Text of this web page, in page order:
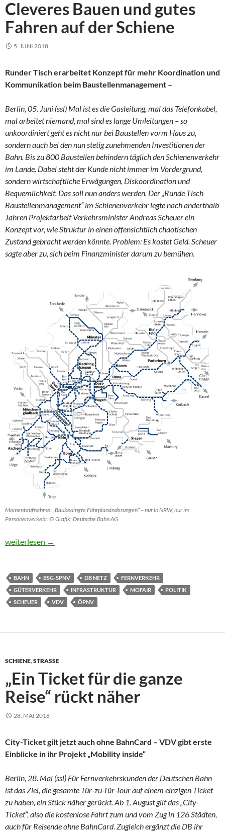
Cleveres Bauen und gutes
Fahren auf der Schiene
5. JUNI 2018
Runder Tisch erarbeitet Konzept für mehr Koordination und
Kommunikation beim Baustellenmanagement –
Berlin, 05. Juni (ssl) Mal ist es die Gasleitung, mal das Telefonkabel,
mal arbeitet niemand, mal sind es lange Umleitungen – so
unkoordiniert geht es nicht nur bei Baustellen vorm Haus zu,
sondern auch bei den nun stetig zunehmenden Investitionen der
Bahn. Bis zu 800 Baustellen behindern täglich den Schienenverkehr
im Lande. Dabei steht der Kunde nicht immer im Vordergrund,
sondern wirtschaftliche Erwägungen, Diskoordination und
Bequemlichkeit. Das soll nun anders werden. Der „Runde Tisch
Baustellenmanagement“ im Schienenverkehr legte nach anderthalb
Jahren Projektarbeit Verkehrsminister Andreas Scheuer ein
Konzept vor, wie Struktur in einen offensichtlich chaotischen
Zustand gebracht werden könnte. Problem: Es kostet Geld. Scheuer
sagte aber zu, sich beim Finanzminister darum zu bemühen.
Momentaufnahme: „Baubedingte Fahrplanänderungen“ – nur in NRW, nur im
Personenverkehr. © Grafik: Deutsche Bahn AG
Cleveres Bauen und gutes Fahren auf der Schiene
weiterlesen →
BAHN BSG-SPNV DB NETZ
FERNVERKEHR
GÜTERVERKEHR
INFRASTRUKTUR MOFAIR
POLITIK
SCHEUER
VDV ÖPNV
SCHIENE,STRASSE
„Ein Ticket für die ganze
Reise“ rückt näher
28. MAI 2018
City-Ticket gilt jetzt auch ohne BahnCard – VDV gibt erste
Einblicke in ihr Projekt „Mobility inside“
Berlin, 28. Mai (ssl) Für Fernverkehrskunden der Deutschen Bahn
ist das Ziel, die gesamte Tür-zu-Tür-Tour auf einem einzigen Ticket
zu haben, ein Stück näher gerückt. Ab 1. August gilt das „City-
Ticket“, also die kostenlose Fahrt zum und vom Zug in 126 Städten,
auch für Reisende ohne BahnCard. Zugleich ergänzt die DB ihr